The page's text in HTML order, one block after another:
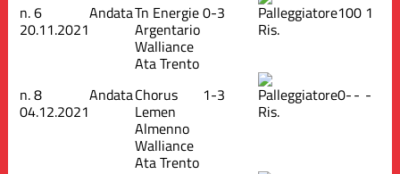
n.6
20.11.2021
AndataTn Energie
Argentario
Walliance
Ata Trento
0-3
Ris.
100 1
n.8
04.12.2021
AndataChorus
Lemen
Almenno
Walliance
Ata Trento
1-3
Ris.
0-- -